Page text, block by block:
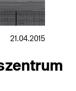
21.04.2015